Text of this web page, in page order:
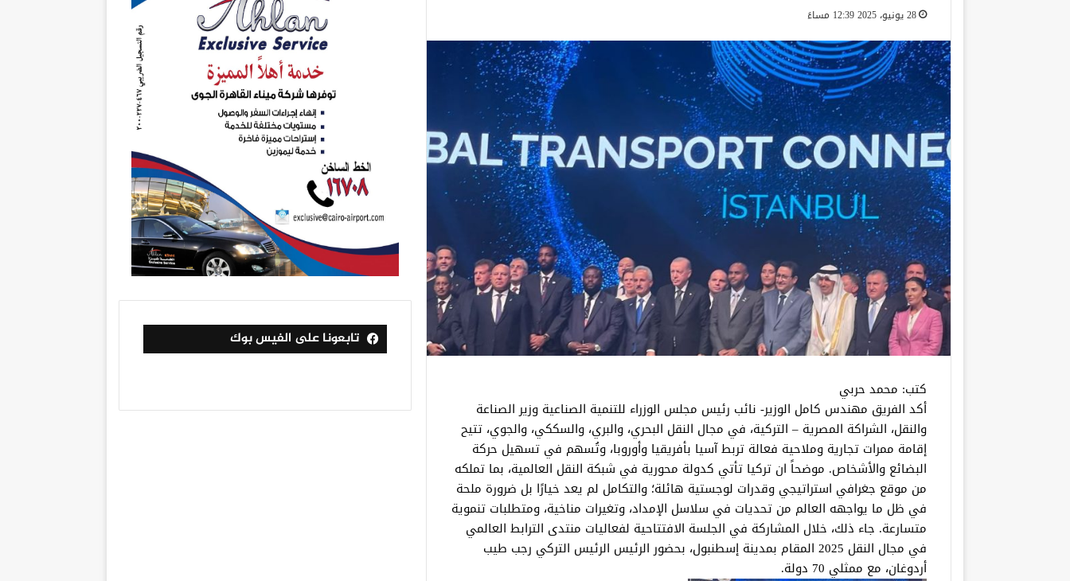
28 يونيو، 2025 12:39 مساءً
كتب: محمد حربي
أكد الفريق مهندس كامل الوزير- نائب رئيس مجلس الوزراء للتنمية الصناعية وزير الصناعة
والنقل، الشراكة المصرية – التركية، في مجال النقل البحري، والبري، والسككي، والجوي، تتيح
إقامة ممرات تجارية وملاحية فعالة تربط آسيا بأفريقيا وأوروبا، وتُسهم في تسهيل حركة
البضائع والأشخاص. موضحاً ان تركيا تأتي كدولة محورية في شبكة النقل العالمية، بما تملكه
من موقع جغرافي استراتيجي وقدرات لوجستية هائلة؛ والتكامل لم يعد خيارًا بل ضرورة ملحة
في ظل ما يواجهه العالم من تحديات في سلاسل الإمداد، وتغيرات مناخية، ومتطلبات تنموية
متسارعة. جاء ذلك، خلال المشاركة في الجلسة الافتتاحية لفعاليات منتدى الترابط العالمي
في مجال النقل 2025 المقام بمدينة إسطنبول، بحضور الرئيس الرئيس التركي رجب طيب
أردوغان، مع ممثلي 70 دولة.
تابعونا على الفيس بوك